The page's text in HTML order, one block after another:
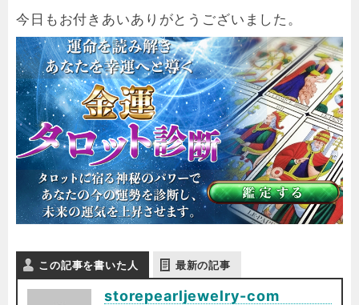
今日もお付きあいありがとうございました。
この記事を書いた人 最新の記事
storepearljewelry-com